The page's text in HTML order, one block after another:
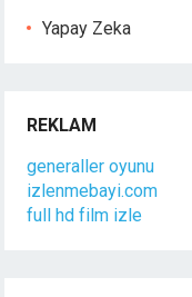
Yapay Zeka
REKLAM
generaller oyunu
izlenmebayi.com
full hd film izle